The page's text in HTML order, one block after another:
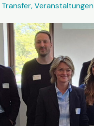
Transfer,Veranstaltungen